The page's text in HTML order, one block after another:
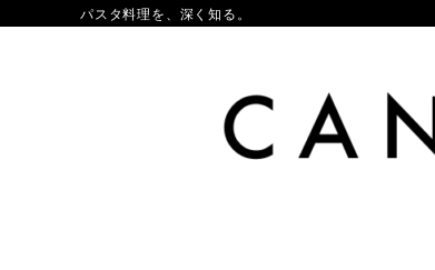
パスタ料理を、深く知る。